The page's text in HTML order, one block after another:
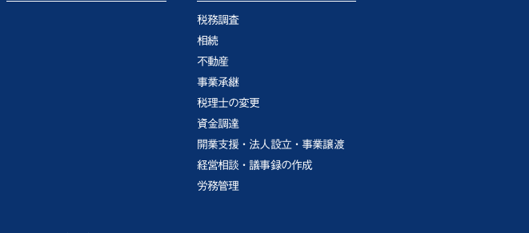
税務調査
相続
不動産
事業承継
税理士の変更
資金調達
開業支援・法人設立・事業譲渡
経営相談・議事録の作成
労務管理